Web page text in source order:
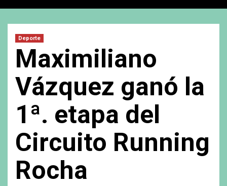
Deporte
Maximiliano
Vázquez ganó la
1ª. etapa del
Circuito Running
Rocha